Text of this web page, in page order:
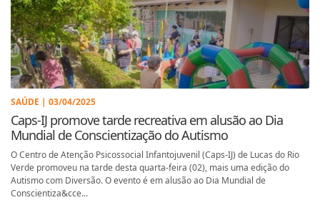
SAÚDE | 03/04/2025
Caps-IJ promove tarde recreativa em alusão ao Dia
Mundial de Conscientização do Autismo
O Centro de Atenção Psicossocial Infantojuvenil (Caps-IJ) de Lucas do Rio
Verde promoveu na tarde desta quarta-feira (02), mais uma edição do
Autismo com Diversão. O evento é em alusão ao Dia Mundial de
Conscientiza&cce...